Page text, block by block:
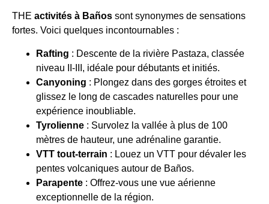
THE activités à Baños sont synonymes de sensations
fortes. Voici quelques incontournables :
Rafting : Descente de la rivière Pastaza, classée
niveau II-III, idéale pour débutants et initiés.
Canyoning : Plongez dans des gorges étroites et
glissez le long de cascades naturelles pour une
expérience inoubliable.
Tyrolienne : Survolez la vallée à plus de 100
mètres de hauteur, une adrénaline garantie.
VTT tout-terrain : Louez un VTT pour dévaler les
pentes volcaniques autour de Baños.
Parapente : Offrez-vous une vue aérienne
exceptionnelle de la région.